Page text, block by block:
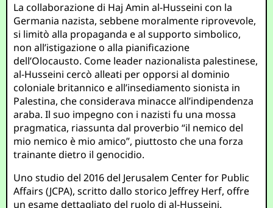
La collaborazione di Haj Amin al-Husseini con la
Germania nazista, sebbene moralmente riprovevole,
si limitò alla propaganda e al supporto simbolico,
non all’istigazione o alla pianificazione
dell’Olocausto. Come leader nazionalista palestinese,
al-Husseini cercò alleati per opporsi al dominio
coloniale britannico e all’insediamento sionista in
Palestina, che considerava minacce all’indipendenza
araba. Il suo impegno con i nazisti fu una mossa
pragmatica, riassunta dal proverbio “il nemico del
mio nemico è mio amico”, piuttosto che una forza
trainante dietro il genocidio.
Uno studio del 2016 del Jerusalem Center for Public
Affairs (JCPA), scritto dallo storico Jeffrey Herf, offre
un esame dettagliato del ruolo di al-Husseini.